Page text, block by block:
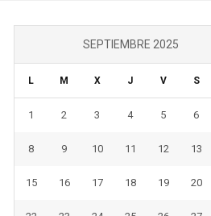
SEPTIEMBRE 2025
L M X J V S
1 2 3 4 5 6
8 9 10 11 12 13
15 16 17 18 19 20